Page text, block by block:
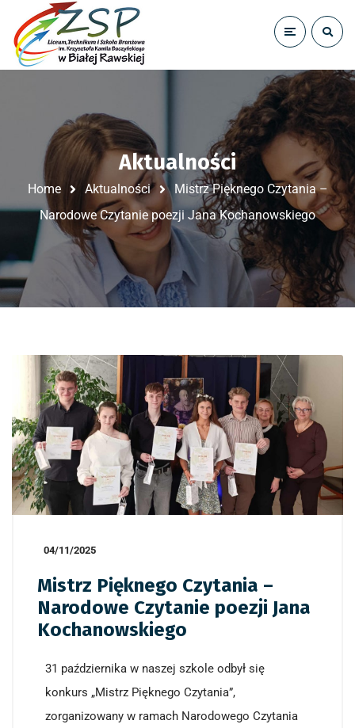
Aktualności
Home Aktualności
Mistrz Pięknego Czytania –
Narodowe Czytanie poezji Jana Kochanowskiego
04/11/2025
Mistrz Pięknego Czytania –
Narodowe Czytanie poezji Jana
Kochanowskiego
31 października w naszej szkole odbył się
konkurs „Mistrz Pięknego Czytania”,
zorganizowany w ramach Narodowego Czytania